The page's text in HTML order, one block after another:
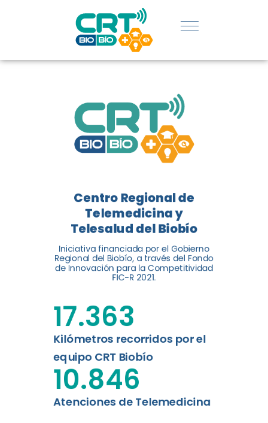
REGIÓN:
CONOCE
LOGROS
DE CRT
BIOBÍO
El Centro Regional de
Telemedicina y Telesalud del
Biobío presenta el balance de
tres años acercando la salud
digital a los habitantes...
Leer más
Centro Regional de
Telemedicina y
Telesalud del Biobío
Iniciativa financiada por el Gobierno
Regional del Biobío, a través del Fondo
de Innovación para la Competitividad
FIC-R 2021.
Kilómetros recorridos por el
equipo CRT Biobío
17.363
Atenciones de Telemedicina
10.846